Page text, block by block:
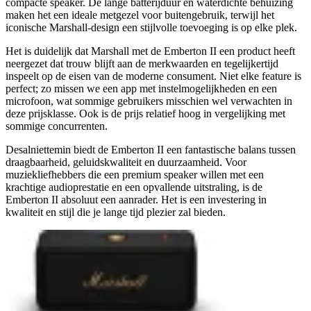
maken het een ideale metgezel voor buitengebruik, terwijl het
iconische Marshall-design een stijlvolle toevoeging is op elke plek.
Het is duidelijk dat Marshall met de Emberton II een product heeft
neergezet dat trouw blijft aan de merkwaarden en tegelijkertijd
inspeelt op de eisen van de moderne consument. Niet elke feature is
perfect; zo missen we een app met instelmogelijkheden en een
microfoon, wat sommige gebruikers misschien wel verwachten in
deze prijsklasse. Ook is de prijs relatief hoog in vergelijking met
sommige concurrenten.
Desalniettemin biedt de Emberton II een fantastische balans tussen
draagbaarheid, geluidskwaliteit en duurzaamheid. Voor
muziekliefhebbers die een premium speaker willen met een
krachtige audioprestatie en een opvallende uitstraling, is de
Emberton II absoluut een aanrader. Het is een investering in
kwaliteit en stijl die je lange tijd plezier zal bieden.